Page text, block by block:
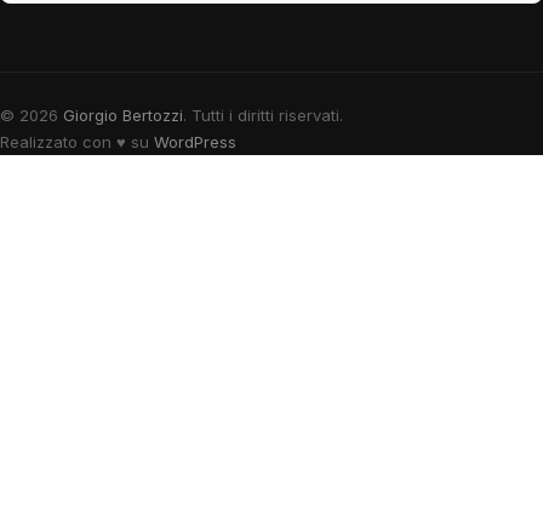
© 2026 Giorgio Bertozzi. Tutti i diritti riservati.
Realizzato con ♥ su WordPress